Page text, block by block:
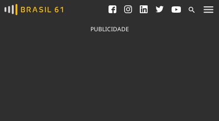
Ver todas as notícias
Saneamento
Indicadores
PUBLICIDADE